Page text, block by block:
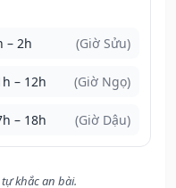
– 2h (Giờ Sửu)
– 12h (Giờ Ngọ)
– 18h (Giờ Dậu)
khắc an bài.